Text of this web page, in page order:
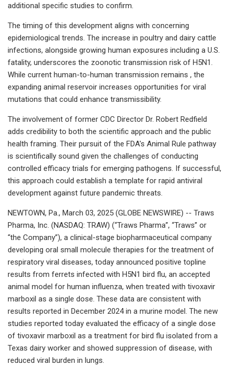
additional specific studies to confirm.
The timing of this development aligns with concerning
epidemiological trends. The increase in poultry and dairy cattle
infections, alongside growing human exposures including a U.S.
fatality, underscores the zoonotic transmission risk of H5N1.
While current human-to-human transmission remains , the
expanding animal reservoir increases opportunities for viral
mutations that could enhance transmissibility.
The involvement of former CDC Director Dr. Robert Redfield
adds credibility to both the scientific approach and the public
health framing. Their pursuit of the FDA's Animal Rule pathway
is scientifically sound given the challenges of conducting
controlled efficacy trials for emerging pathogens. If successful,
this approach could establish a template for rapid antiviral
development against future pandemic threats.
NEWTOWN, Pa., March 03, 2025 (GLOBE NEWSWIRE) -- Traws
Pharma, Inc. (NASDAQ: TRAW) (“Traws Pharma”, “Traws” or
“the Company”), a clinical-stage biopharmaceutical company
developing oral small molecule therapies for the treatment of
respiratory viral diseases, today announced positive topline
results from ferrets infected with H5N1 bird flu, an accepted
animal model for human influenza, when treated with tivoxavir
marboxil as a single dose. These data are consistent with
results reported in December 2024 in a murine model. The new
studies reported today evaluated the efficacy of a single dose
of tivoxavir marboxil as a treatment for bird flu isolated from a
Texas dairy worker and showed suppression of disease, with
reduced viral burden in lungs.